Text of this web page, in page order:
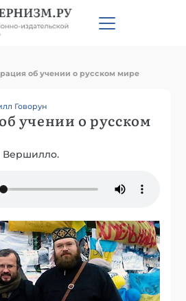
об учении о русском мире
Говорун
учении о русском
Вершилло.